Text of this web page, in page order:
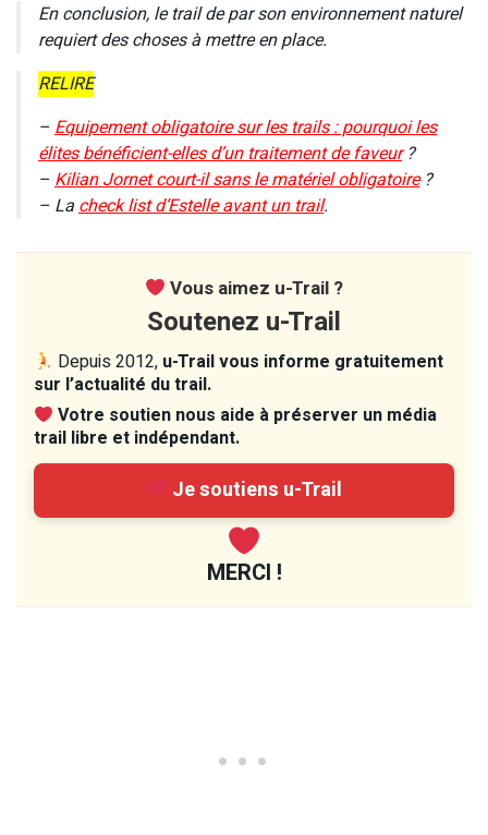
En conclusion, le trail de par son environnement naturel
requiert des choses à mettre en place.
RELIRE
–Equipement obligatoire sur les trails : pourquoi les
élites bénéficient-elles d’un traitement de faveur?
–Kilian Jornet court-il sans le matériel obligatoire?
– Lacheck list d’Estelle avant un trail.
Vous aimez u-Trail ?
Soutenez u-Trail
Depuis 2012, u-Trail vous informe gratuitement
sur l’actualité du trail.
Votre soutien nous aide à préserver un média
trail libre et indépendant.
Je soutiens u-Trail
MERCI !